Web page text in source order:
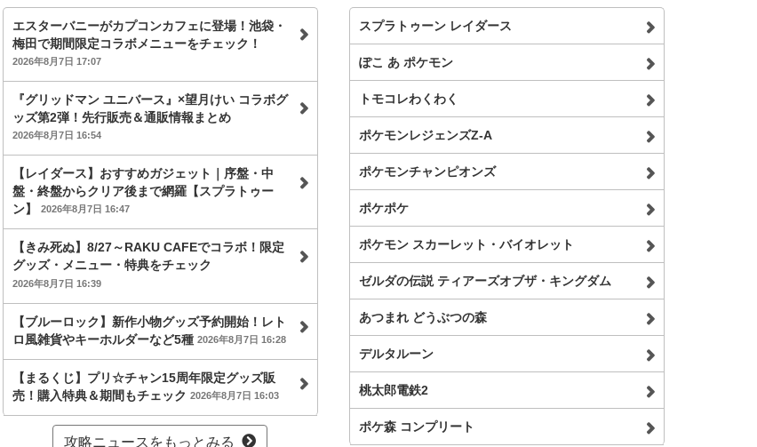
エスターバニーがカプコンカフェに登場！池袋・
梅田で期間限定コラボメニューをチェック！
2026年8月7日 17:07
『グリッドマン ユニバース』×望月けい コラボグ
ッズ第2弾！先行販売＆通販情報まとめ
2026年8月7日 16:54
【レイダース】おすすめガジェット｜序盤・中
盤・終盤からクリア後まで網羅【スプラトゥー
ン】
2026年8月7日 16:47
【きみ死ぬ】8/27～RAKU CAFEでコラボ！限定
グッズ・メニュー・特典をチェック
2026年8月7日 16:39
【ブルーロック】新作小物グッズ予約開始！レト
ロ風雑貨やキーホルダーなど5種 2026年8月7日 16:28
【まるくじ】プリ☆チャン15周年限定グッズ販
売！購入特典＆期間もチェック 2026年8月7日 16:03
攻略ニュースをもっとみる
スプラトゥーン レイダース
ぽこ あ ポケモン
トモコレわくわく
ポケモンレジェンズZ-A
ポケモンチャンピオンズ
ポケポケ
ポケモン スカーレット・バイオレット
ゼルダの伝説 ティアーズオブザ・キングダム
あつまれ どうぶつの森
デルタルーン
桃太郎電鉄2
ポケ森 コンプリート